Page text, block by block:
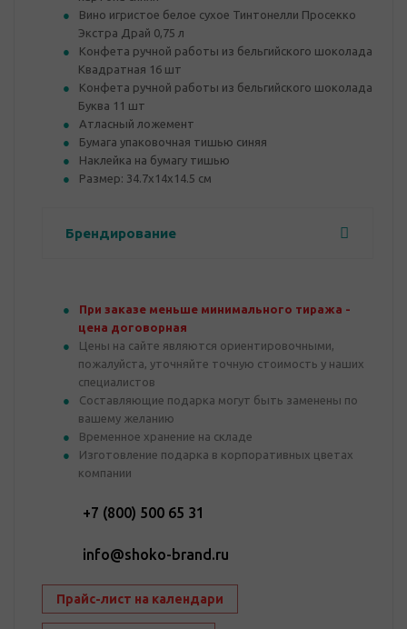
Вино игристое белое сухое Тинтонелли Просекко
Экстра Драй 0,75 л
Конфета ручной работы из бельгийского шоколада
Квадратная 16 шт
Конфета ручной работы из бельгийского шоколада
Буква 11 шт
Атласный ложемент
Бумага упаковочная тишью синяя
Наклейка на бумагу тишью
Размер: 34.7х14х14.5 см
Брендирование
При заказе меньше минимального тиража -
цена договорная
Цены на сайте являются ориентировочными,
пожалуйста, уточняйте точную стоимость у наших
специалистов
Составляющие подарка могут быть заменены по
вашему желанию
Временное хранение на складе
Изготовление подарка в корпоративных цветах
компании
+7 (800) 500 65 31
info@shoko-brand.ru
Прайс-лист на календари